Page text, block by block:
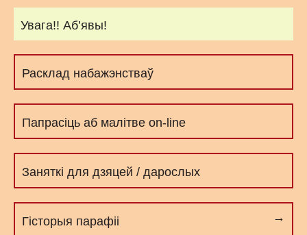
Увага!! Аб’явы!
Расклад набажэнстваў
Папрасіць аб малітве on-line
Заняткі для дзяцей / дарослых
Гісторыя парафіі